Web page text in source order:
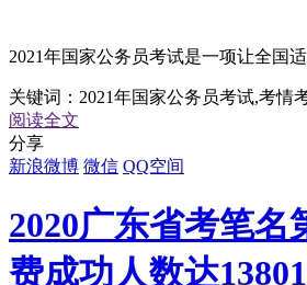
2021年国家公务员考试是一项让全国
关键词： 2021年国家公务员考试,考情
阅读全文
分享
新浪微博 微信 QQ空间
2020广东省考笔名
费成功人数达